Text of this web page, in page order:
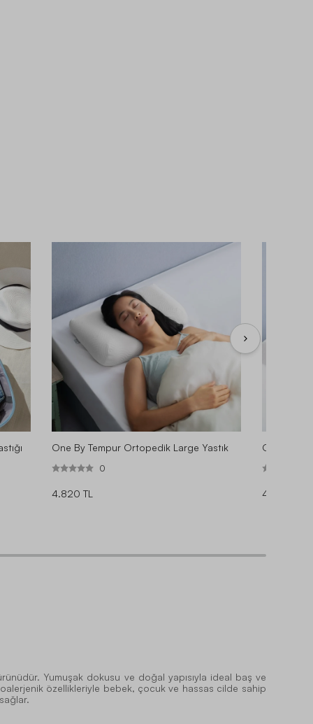
One By Tempur Ortopedik Large Yastık
0
4.820 TL
One By
4.450 TL
Yumuşak dokusu ve doğal yapısıyla ideal baş ve
özellikleriyle bebek, çocuk ve hassas cilde sahip